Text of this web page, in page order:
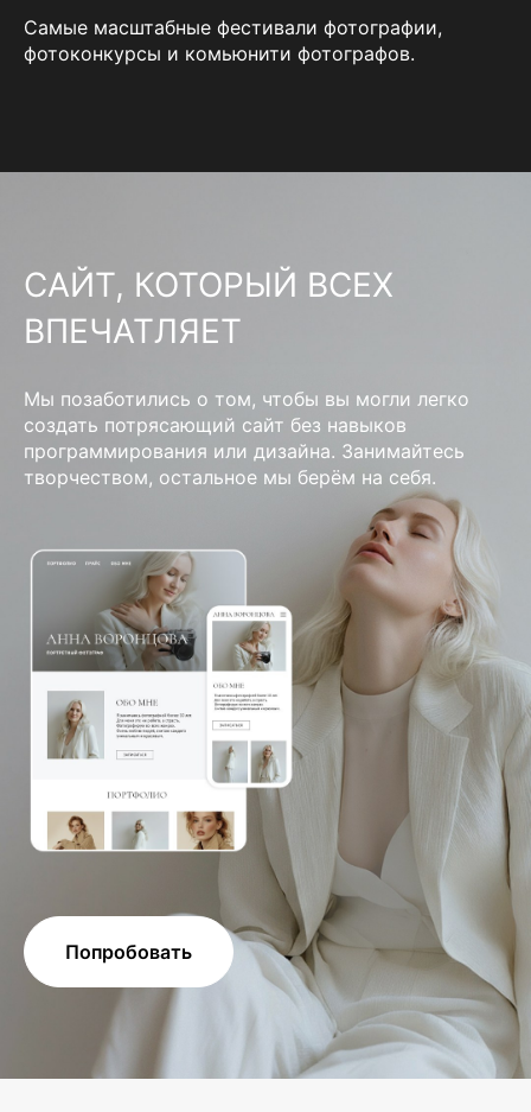
Самые масштабные фестивали фотографии,
фотоконкурсы и комьюнити фотографов.
САЙТ, КОТОРЫЙ ВСЕХ
ВПЕЧАТЛЯЕТ
Мы позаботились о том, чтобы вы могли легко
создать потрясающий сайт без навыков
программирования или дизайна. Занимайтесь
творчеством, остальное мы берём на себя.
Попробовать